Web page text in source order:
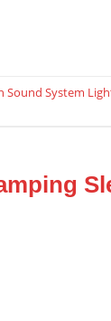
Sound System